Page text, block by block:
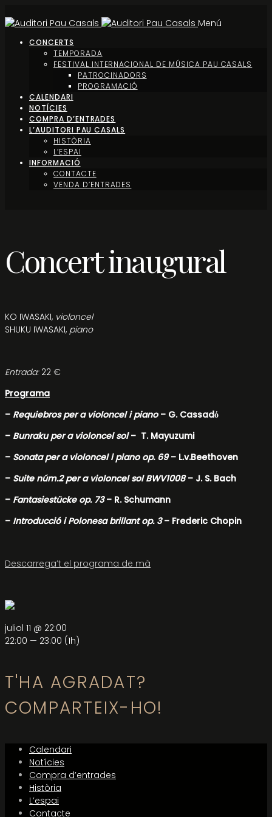
Menú
CONCERTS
TEMPORADA
FESTIVAL INTERNACIONAL DE MÚSICA PAU CASALS
PATROCINADORS
PROGRAMACIÓ
CALENDARI
NOTÍCIES
COMPRA D’ENTRADES
L’AUDITORI PAU CASALS
HISTÒRIA
L’ESPAI
INFORMACIÓ
CONTACTE
VENDA D’ENTRADES
Concert inaugural
KO IWASAKI, violoncel
SHUKU IWASAKI, piano
Entrada:22 €
Programa
– Requiebros per a violoncel i piano– G. Cassadό
– Bunraku per a violoncel sol– T. Mayuzumi
– Sonata per a violoncel i piano op. 69– L.v.Beethoven
– Suite núm.2 per a violoncel sol BWV1008– J. S. Bach
– Fantasiestücke op. 73– R. Schumann
– Introducció i Polonesa brillant op. 3– Frederic Chopin
Descarrega’t el programa de mà
juliol 11 @ 22:00
22:00 — 23:00 (1h)
T'HA AGRADAT?
COMPARTEIX-HO!
Calendari
Notícies
Compra d’entrades
Història
L’espai
Contacte